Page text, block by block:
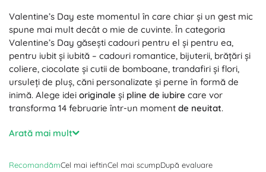
Valentine’s Day este momentul în care chiar și un gest mic
spune mai mult decât o mie de cuvinte. În categoria
Valentine’s Day găsești cadouri pentru el și pentru ea,
pentru iubit și iubită – cadouri romantice, bijuterii, brățări și
coliere, ciocolate și cutii de bomboane, trandafiri și flori,
ursuleți de pluș, căni personalizate și perne în formă de
inimă. Alege idei originale și pline de iubire care vor
transforma 14 februarie într-un moment de neuitat.
Cauți un cadou pentru ea? O vor încânta
seturile de wellness și cosmetice, dulciurile și florile cu
includaccesorii stilate, gadgeturi practice, seturi pentru vin
Arată mai mult
RecomandămCel mai ieftinCel mai scumpDupă evaluare